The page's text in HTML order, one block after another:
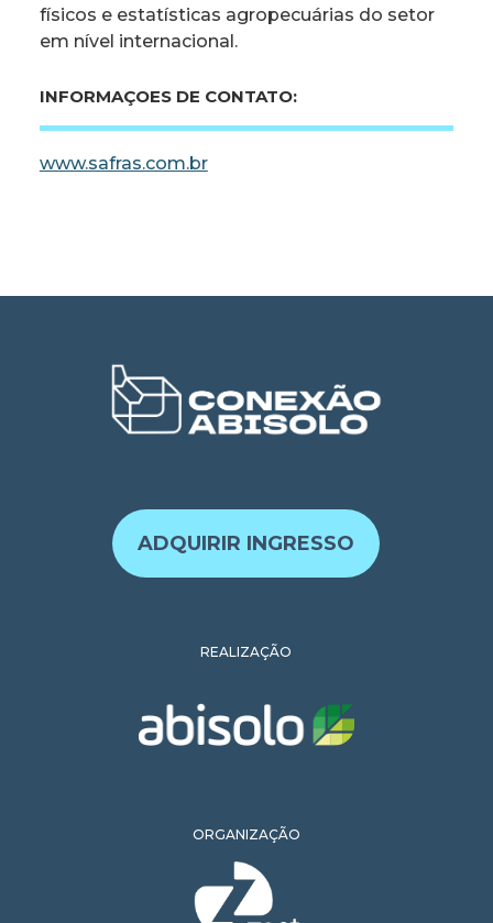
físicos e estatísticas agropecuárias do setor
em nível internacional.
INFORMAÇOES DE CONTATO:
www.safras.com.br
ADQUIRIR INGRESSO
REALIZAÇÃO
ORGANIZAÇÃO